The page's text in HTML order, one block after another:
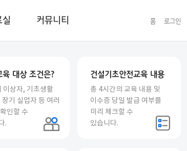
실 커뮤니티 홈 로그인
육 대상 조건은?
이상자, 기초생활
기 실업자 등 여러
인할 수
.
건설기초안전교육 내용
총 4시간의 교육 내용 및
이수증 당일 발급 여부를
미리 체크할 수
있습니다.